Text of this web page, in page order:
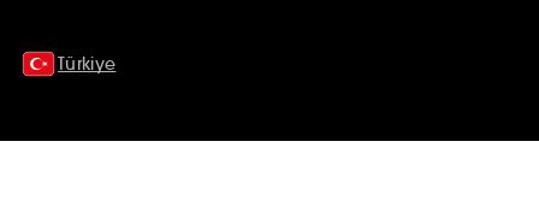
Türkiye